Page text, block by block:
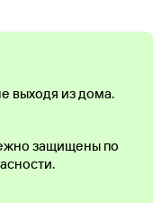
выходя из дома.
защищены по